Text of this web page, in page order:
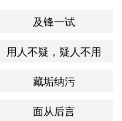
及锋一试
用人不疑，疑人不用
藏垢纳污
面从后言